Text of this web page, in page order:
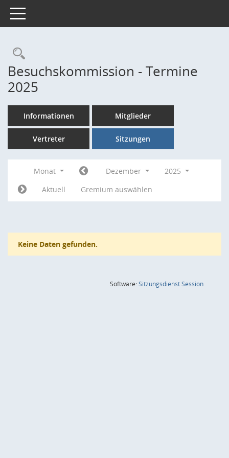
Toggle navigation
Rechercheauswahl
Besuchskommission - Termine
2025
Informationen Mitglieder
Vertreter Sitzungen
Monat Dezember
2025
Aktuell
Gremium auswählen
Keine Daten gefunden.
Software:SitzungsdienstSession(Wird in